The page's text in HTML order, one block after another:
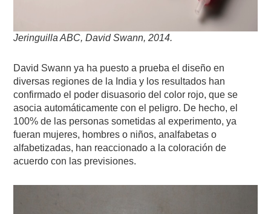
Jeringuilla ABC, David Swann, 2014.
David Swann ya ha puesto a prueba el diseño en
diversas regiones de la India y los resultados han
confirmado el poder disuasorio del color rojo, que se
asocia automáticamente con el peligro. De hecho, el
100% de las personas sometidas al experimento, ya
fueran mujeres, hombres o niños, analfabetas o
alfabetizadas, han reaccionado a la coloración de
acuerdo con las previsiones.